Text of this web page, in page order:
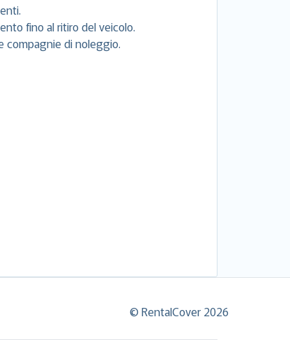
fino al ritiro del veicolo.
compagnie di noleggio.
© RentalCover 2026